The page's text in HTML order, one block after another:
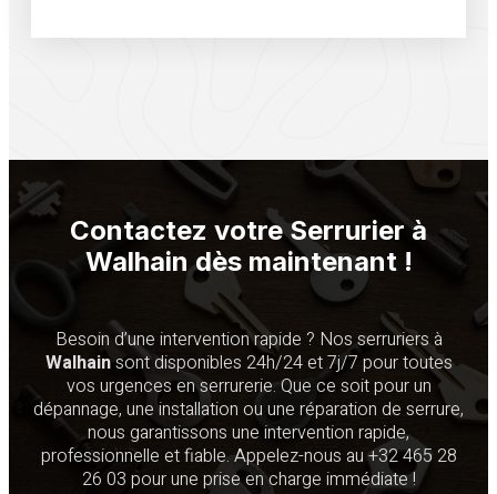
Contactez votre Serrurier à
Walhaindès maintenant !
Besoin d’une intervention rapide ? Nos serruriers à
Walhainsont disponibles 24h/24 et 7j/7 pour toutes
vos urgences en serrurerie. Que ce soit pour un
dépannage, une installation ou une réparation de serrure,
nous garantissons une intervention rapide,
professionnelle et fiable. Appelez-nous au +32 465 28
26 03 pour une prise en charge immédiate !